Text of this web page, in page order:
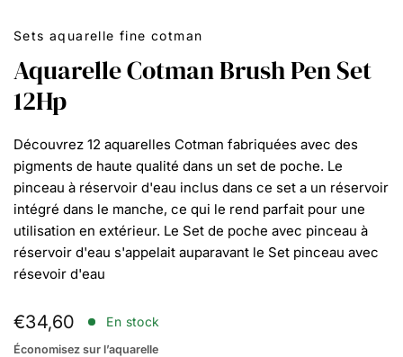
Sets aquarelle fine cotman
Aquarelle Cotman Brush Pen Set
12Hp
Découvrez 12 aquarelles Cotman fabriquées avec des
pigments de haute qualité dans un set de poche. Le
pinceau à réservoir d'eau inclus dans ce set a un réservoir
intégré dans le manche, ce qui le rend parfait pour une
utilisation en extérieur. Le Set de poche avec pinceau à
réservoir d'eau s'appelait auparavant le Set pinceau avec
résevoir d'eau
€34,60 En stock
Économisez sur l’aquarelle